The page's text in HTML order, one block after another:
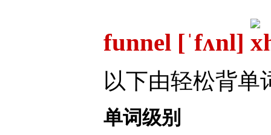
funnel [ˈfʌnl]
以下由轻松背单
单词级别